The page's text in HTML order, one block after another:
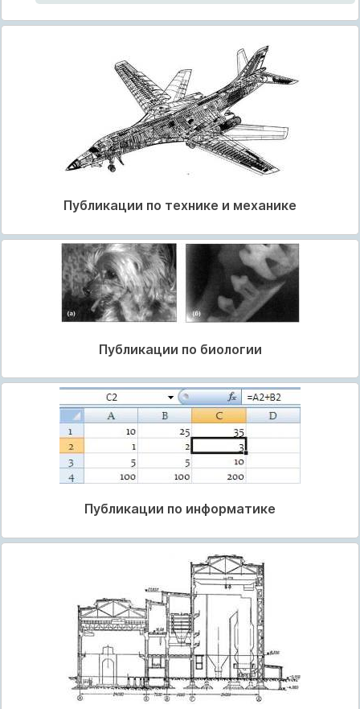
Публикации по технике и механике
Публикации по биологии
Публикации по информатике